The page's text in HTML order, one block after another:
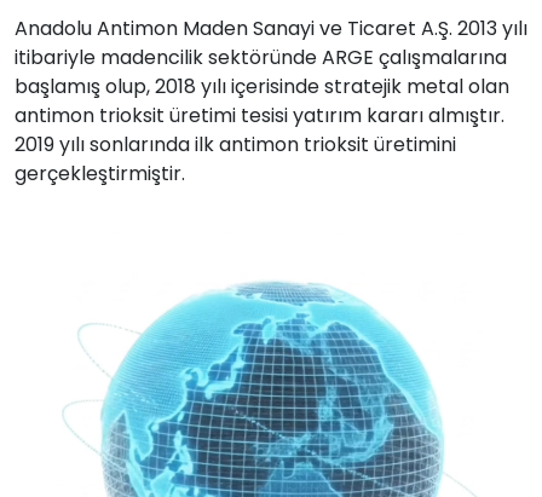
Anadolu Antimon Maden Sanayi ve Ticaret A.Ş. 2013 yılı
itibariyle madencilik sektöründe ARGE çalışmalarına
başlamış olup, 2018 yılı içerisinde stratejik metal olan
antimon trioksit üretimi tesisi yatırım kararı almıştır.
2019 yılı sonlarında ilk antimon trioksit üretimini
gerçekleştirmiştir.